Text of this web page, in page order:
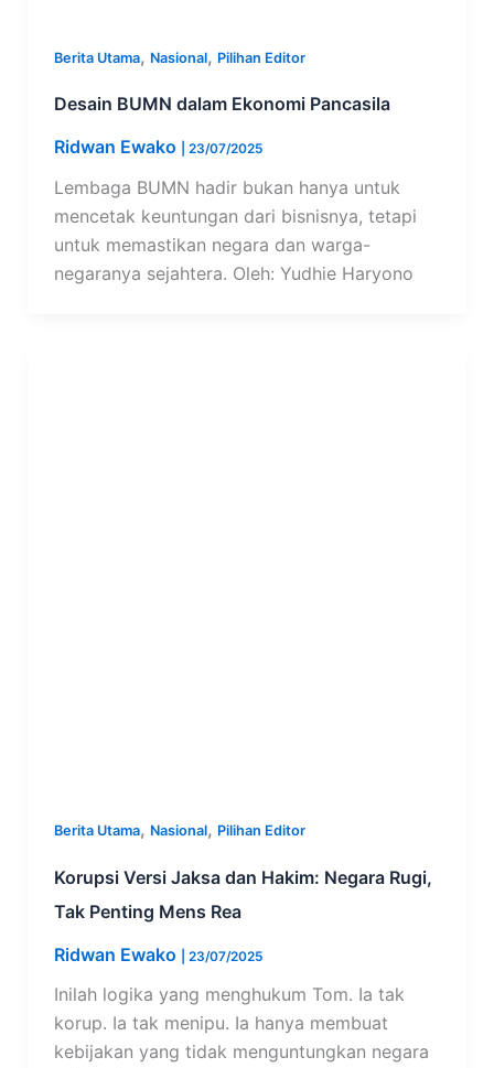
Berita Utama, Nasional, Pilihan Editor
Desain BUMN dalam Ekonomi Pancasila
Ridwan Ewako
23/07/2025
Lembaga BUMN hadir bukan hanya untuk
mencetak keuntungan dari bisnisnya, tetapi
untuk memastikan negara dan warga-
negaranya sejahtera. Oleh: Yudhie Haryono
Berita Utama, Nasional, Pilihan Editor
Korupsi Versi Jaksa dan Hakim: Negara Rugi,
Tak Penting Mens Rea
Ridwan Ewako
23/07/2025
Inilah logika yang menghukum Tom. Ia tak
korup. Ia tak menipu. Ia hanya membuat
kebijakan yang tidak menguntungkan negara